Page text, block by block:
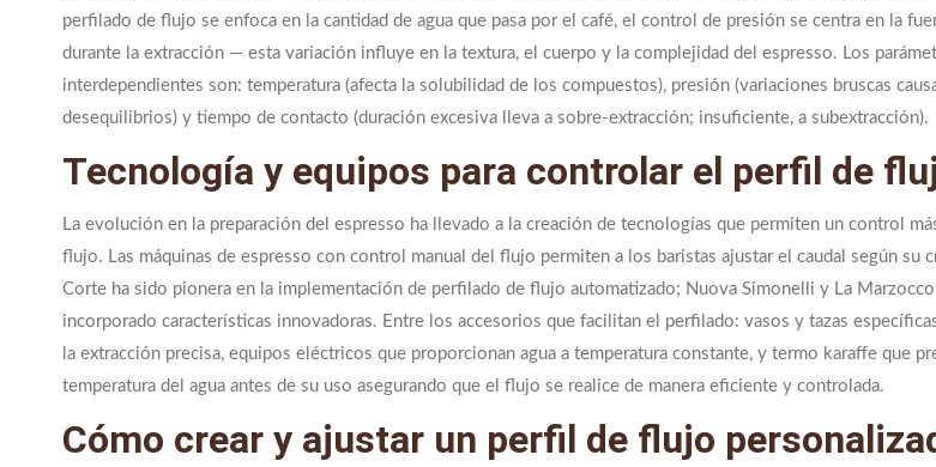
perfilado de flujo se enfoca en la cantidad de agua que pasa por el café, el control de presión se centra en la
durante la extracción — esta variación influye en la textura, el cuerpo y la complejidad del espresso. Los
interdependientes son: temperatura (afecta la solubilidad de los compuestos), presión (variaciones bruscas
desequilibrios) y tiempo de contacto (duración excesiva lleva a sobre-extracción; insuficiente, a subextracción).
Tecnología y equipos para controlar el perfil de
La evolución en la preparación del espresso ha llevado a la creación de tecnologías que permiten un control
flujo. Las máquinas de espresso con control manual del flujo permiten a los baristas ajustar el caudal según su
Corte ha sido pionera en la implementación de perfilado de flujo automatizado; Nuova Simonelli y La
incorporado características innovadoras. Entre los accesorios que facilitan el perfilado: vasos y tazas
la extracción precisa, equipos eléctricos que proporcionan agua a temperatura constante, y termo karaffe que
temperatura del agua antes de su uso asegurando que el flujo se realice de manera eficiente y controlada.
Cómo crear y ajustar un perfil de flujo